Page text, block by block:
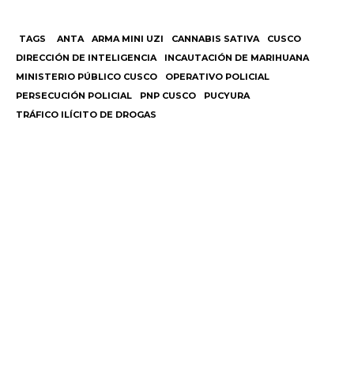
TAGS ANTA ARMA MINI UZI CANNABIS SATIVA
CUSCO
DIRECCIÓN DE INTELIGENCIA
INCAUTACIÓN DE MARIHUANA
MINISTERIO PÚBLICO CUSCO
OPERATIVO POLICIAL
PERSECUCIÓN POLICIAL
PNP CUSCO
PUCYURA
TRÁFICO ILÍCITO DE DROGAS